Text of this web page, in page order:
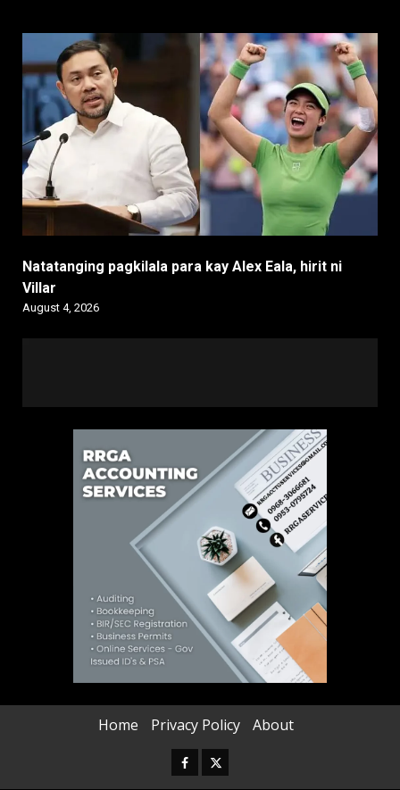
Natatanging pagkilala para kay Alex Eala, hirit ni
Villar
August 4, 2026
Home Privacy Policy About
Facebook
Twitter